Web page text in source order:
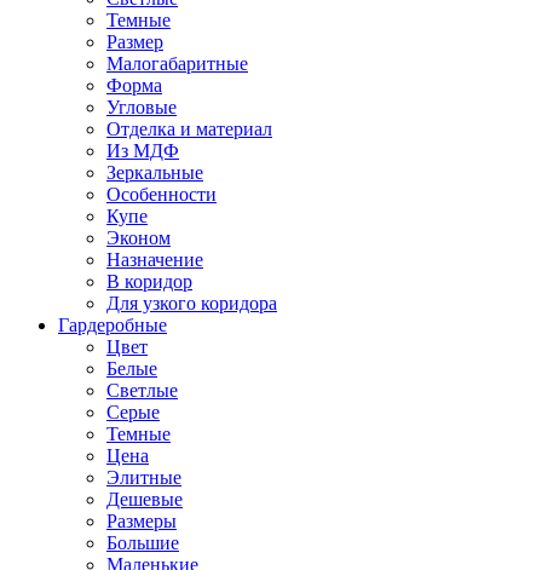
Темные
Размер
Малогабаритные
Форма
Угловые
Отделка и материал
Из МДФ
Зеркальные
Особенности
Купе
Эконом
Назначение
В коридор
Для узкого коридора
Гардеробные
Цвет
Белые
Светлые
Серые
Темные
Цена
Элитные
Дешевые
Размеры
Большие
Маленькие